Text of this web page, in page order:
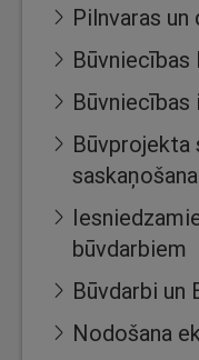
Pilnvaras un
Būvniecības
Būvprojekta
saskaņošana
būvdarbiem
Būvdarbi un
Nodošana